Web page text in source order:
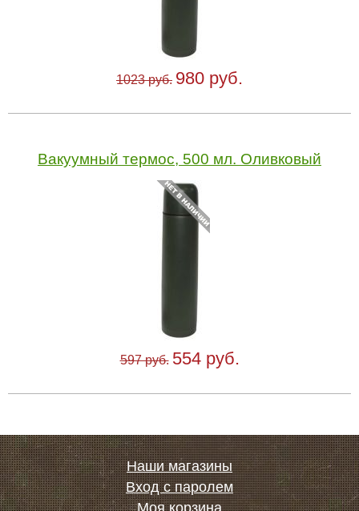
1023 руб. 980 руб.
Вакуумный термос, 500 мл. Оливковый
597 руб. 554 руб.
Наши магазины
Вход с паролем